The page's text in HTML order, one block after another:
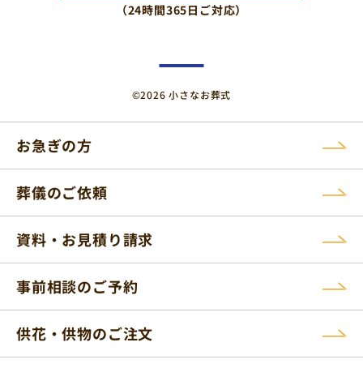
（24時間365日ご対応）
©2026 小さなお葬式
お急ぎの方
葬儀のご依頼
資料・お見積り請求
事前相談のご予約
供花・供物のご注文